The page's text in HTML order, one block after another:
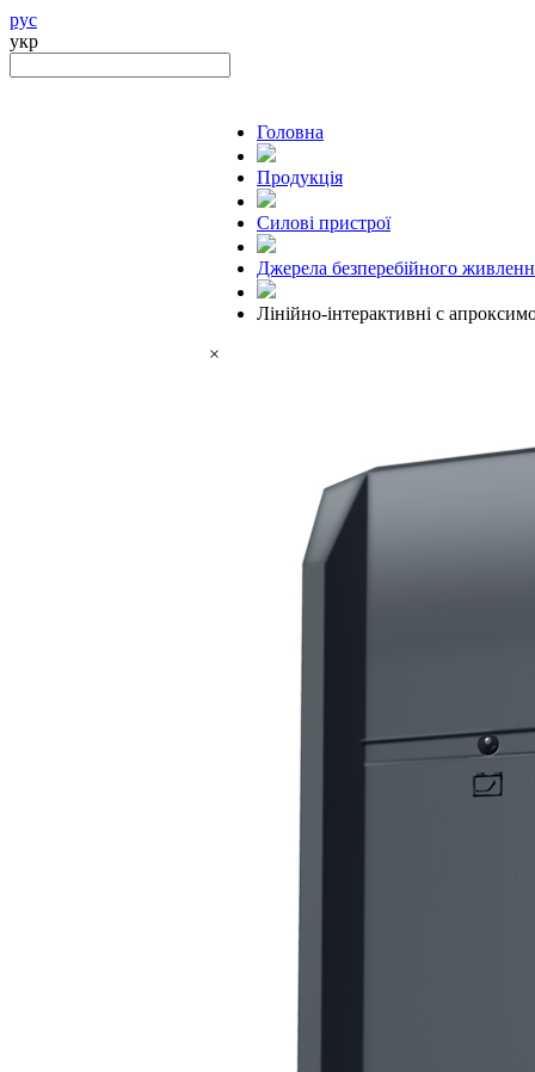
рус
укр
Головна
Продукцiя
Силові пристрої
Джерела безперебійного
Лінійно-інтерактивні с
×